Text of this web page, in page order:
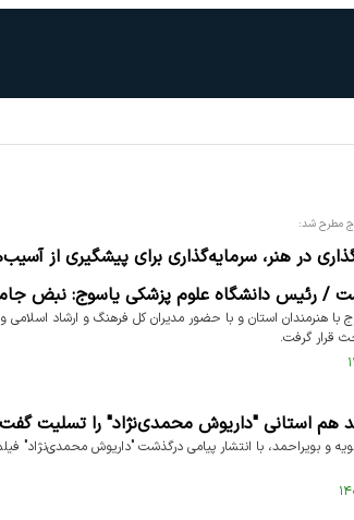
مطرح شد:
در هنر، سرمایه‌گذاری برای پیشگیری از
است / رئیس دانشگاه علوم پزشکی یاسوج: نبض
هنرمندان استان و با حضور مدیران کل فرهنگ و ارشاد اسلامی
قرار گرفت.
هم استانی "داریوش محمدی‌نژاد" را تسلیت گفت
و بویراحمد، با انتشار پیامی درگذشت "داریوش محمدی‌نژاد"